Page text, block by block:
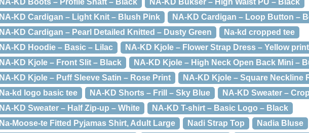
NA-KD Boots – Profile Shaft – Black
NA-KD Bukser – High Waist PU – Black
NA-KD Cardigan – Light Knit – Blush Pink
NA-KD Cardigan – Loop Button –
NA-KD Cardigan – Pearl Detailed Knitted – Dusty Green
Na-kd cropped tee
NA-KD Hoodie – Basic – Lilac
NA-KD Kjole – Flower Strap Dress – Yellow print
NA-KD Kjole – Front Slit – Black
NA-KD Kjole – High Neck Open Back Mini –
NA-KD Kjole – Puff Sleeve Satin – Rose Print
NA-KD Kjole – Square Neckline
Na-kd logo basic tee
NA-KD Shorts – Frill – Sky Blue
NA-KD Sweater –
NA-KD Sweater – Half Zip-up – White
NA-KD T-shirt – Basic Logo – Black
Na-Moose-te Fitted Pyjamas Shirt, Adult Large
Nadi Strap Top
Nadia Bluse